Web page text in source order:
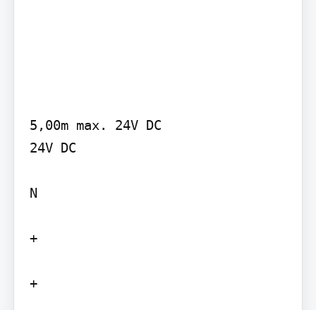
5,00m max. 24V DC
24V DC
N
+
+